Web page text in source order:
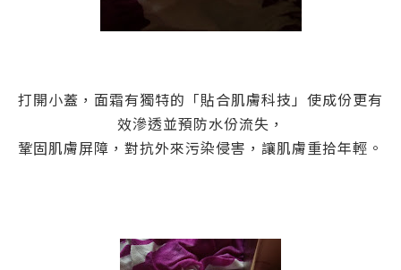
打開小蓋，面霜有獨特的「貼合肌膚科技」使成份更有
效滲透並預防水份流失，
鞏固肌膚屏障，對抗外來污染侵害，讓肌膚重拾年輕。